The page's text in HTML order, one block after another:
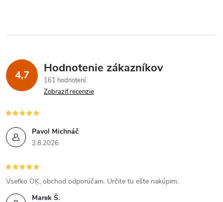
4,7 Hodnotenie zákazníkov
161 hodnotení
Zobraziť recenzie
Pavol Michnáč
2.8.2026
Marek Š.
Vseťko OĶ, obchod odporúčam. Určite tu ešte nakúpim.